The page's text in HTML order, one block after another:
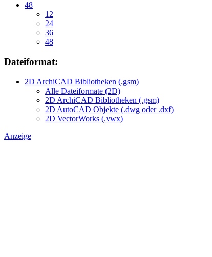
48
12
24
36
48
Dateiformat:
2D ArchiCAD Bibliotheken (.gsm)
Alle Dateiformate (2D)
2D ArchiCAD Bibliotheken (.gsm)
2D AutoCAD Objekte (.dwg oder .dxf)
2D VectorWorks (.vwx)
Anzeige